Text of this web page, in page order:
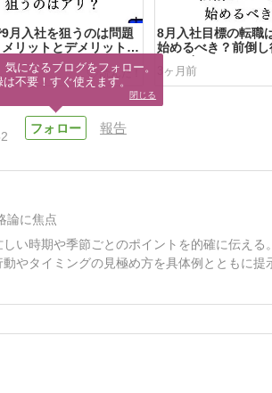
月入社を狙うのは問題
リットとデメリットを
8月入社目標の転職
始めるべき？前倒
のカギ
3ヶ月前
報告
論に焦点
い時期や季節ごとのポイントを的確に伝え
やタイミングの見極め方を具体例とともに
気になるブログをフォロー。
は不要！すぐ使えます。
閉じる